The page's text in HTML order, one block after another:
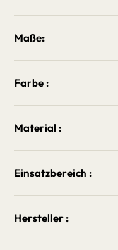
Maße:
Farbe :
Material :
Einsatzbereich :
Hersteller :